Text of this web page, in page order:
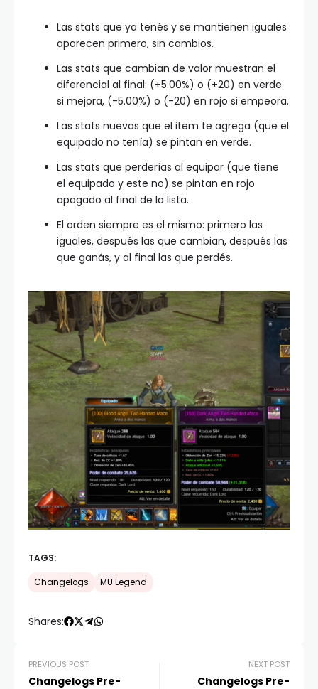
Las stats que ya tenés y se mantienen iguales
aparecen primero, sin cambios.
Las stats que cambian de valor muestran el
diferencial al final: (+5.00%) o (+20) en verde
si mejora, (-5.00%) o (-20) en rojo si empeora.
Las stats nuevas que el item te agrega (que el
equipado no tenía) se pintan en verde.
Las stats que perderías al equipar (que tiene
el equipado y este no) se pintan en rojo
apagado al final de la lista.
El orden siempre es el mismo: primero las
iguales, después las que cambian, después las
que ganás, y al final las que perdés.
TAGS:
Changelogs MU Legend
Shares:
PREVIOUS POST
Changelogs Pre-
NEXT POST
Changelogs Pre-